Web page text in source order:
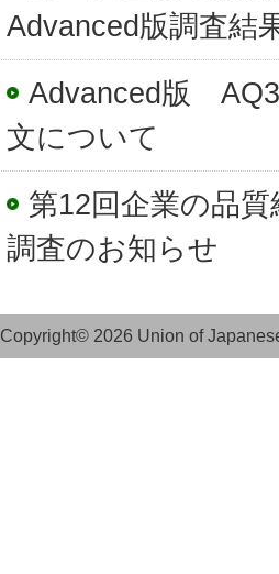
Advanced版調査結
Advanced版
文について
第12回企業の品
調査のお知らせ
Copyright© 2026 Union of